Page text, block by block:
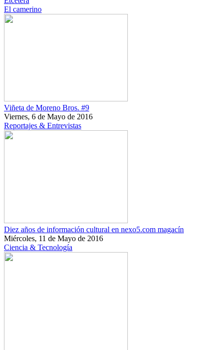
El camerino
Viñeta de Moreno Bros. #9
Viernes, 6 de Mayo de 2016
Reportajes & Entrevistas
Diez años de información cultural en nexo5.com magacín
Miércoles, 11 de Mayo de 2016
Ciencia & Tecnología